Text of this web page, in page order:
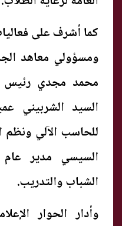
كما أشرف على
ومسؤولي معاهد
محمد مجدي رئيس
السيد الشربيني
للحاسب الآلي ونظم
السيسي مدير عام
الشباب والتدريب.
وأدار الحوار